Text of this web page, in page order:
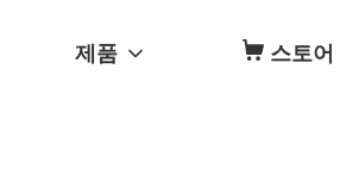
제품 스토어